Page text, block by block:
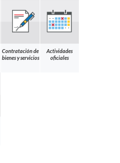
Contratación de
bienes y servicios
Actividades
oficiales